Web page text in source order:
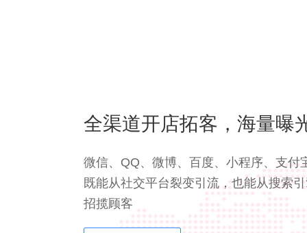
全渠道开店拓客，海量曝
微信、QQ、微博、百度、小程序、支
既能从社交平台裂变引流，也能从搜索
招揽顾客